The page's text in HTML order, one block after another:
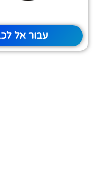
עבור אל